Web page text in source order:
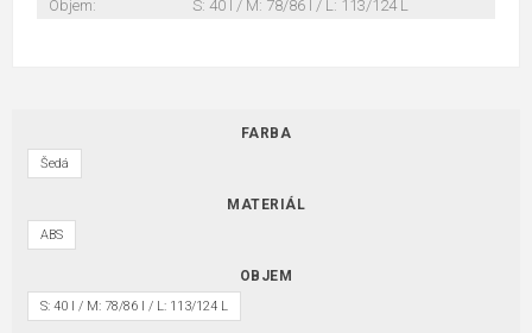
Objem:
S: 40 l / M: 78/86 l / L: 113/124 L
FARBA
Šedá
MATERIÁL
ABS
OBJEM
S: 40 l / M: 78/86 l / L: 113/124 L